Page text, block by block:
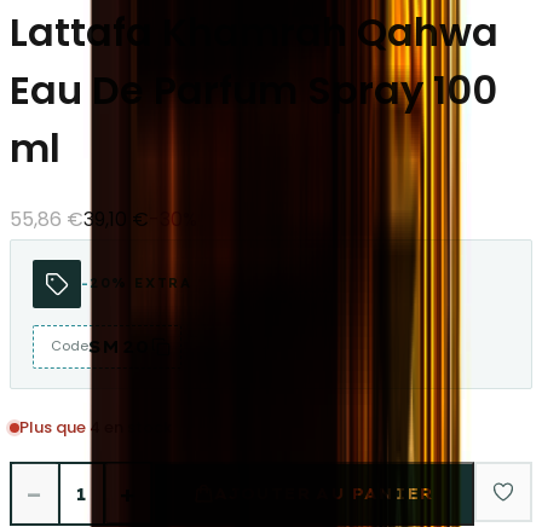
Lattafa Khamrah Qahwa
Eau De Parfum Spray 100
ml
55,86 €39,10 € 30
-20% EXTRA
CodeSM20
Plus que 4 en stock
− 1 AJOUTER AU PANIER